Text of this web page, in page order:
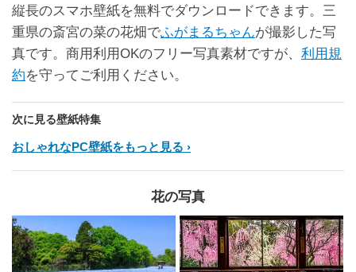
縦長のスマホ壁紙を無料でダウンロードできます。三
重県の斎宮の菜の花畑でふがまるちゃんが撮影した写
真です。商用利用OKのフリー写真素材ですが、 利用規
約を守ってご利用ください。
次に見る壁紙特集
おしゃれなPC壁紙をもっと見る
花の写真